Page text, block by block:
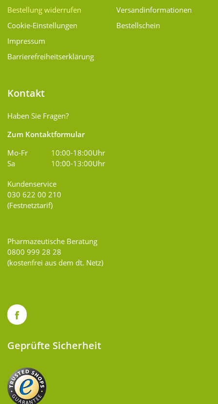
Bestellung widerrufen
Cookie-Einstellungen
Impressum
Barrierefreiheitserklärung
Versand­informationen
Bestellschein
Kontakt
Haben Sie Fragen?
Zum Kontaktformular
Mo-Fr
10:00-18:00Uhr
Sa
10:00-13:00Uhr
Kundenservice
030 622 00 210
(Festnetztarif)
Pharmazeutische Beratung
0800 999 28 28
(kostenfrei aus dem dt. Netz)
Geprüfte Sicherheit